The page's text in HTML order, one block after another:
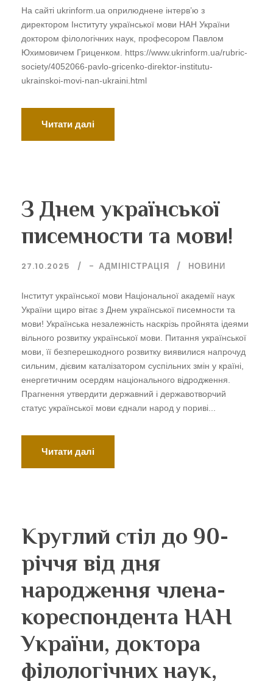
На сайті ukrinform.ua оприлюднене інтерв’ю з
директором Інституту української мови НАН України
доктором філологічних наук, професором Павлом
Юхимовичем Гриценком. https://www.ukrinform.ua/rubric-
society/4052066-pavlo-gricenko-direktor-institutu-
ukrainskoi-movi-nan-ukraini.html
Читати далі
З Днем української
писемности та мови!
27.10.2025 - АДМІНІСТРАЦІЯ НОВИНИ
Інститут української мови Національної академії наук
України щиро вітає з Днем української писемности та
мови! Українська незалежність наскрізь пройнята ідеями
вільного розвитку української мови. Питання української
мови, її безперешкодного розвитку виявилися напрочуд
сильним, дієвим каталізатором суспільних змін у країні,
енергетичним осердям національного відродження.
Прагнення утвердити державний і державотворчий
статус української мови єднали народ у пориві...
Читати далі
Круглий стіл до 90-
річчя від дня
народження члена-
кореспондента НАН
України, доктора
філологічних наук,